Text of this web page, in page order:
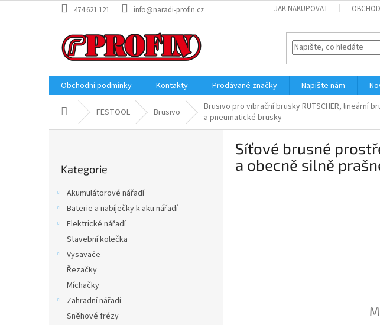
na
474 621 121 info@naradi-profin.cz JAK NAKUPOVAT
Obchodní podmínky Kontakty Prodávané značky Napište nám
Domů FESTOOL Brusivo
Brusivo pro vibrační brusky RUTSCHER, lineární
a pneumatické brusky
kategorie
Kategorie
Akumulátorové nářadí
Baterie a nabíječky k aku nářadí
Elektrické nářadí
Stavební kolečka
Vysavače
Řezačky
Míchačky
Zahradní nářadí
Sněhové frézy
Síťové brusné
a obecně silně